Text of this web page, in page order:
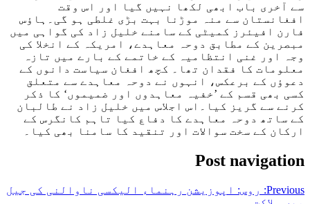
سے آخری باب ابھی لکھا نہیں گیا اور اس وقت
افغانستان سے منہ موڑنا بہت بڑی غلطی ہو گی۔ہاؤس
فارن افیئرز کمیٹی کے سامنے خلیل زاد کی گواہی میں
مبصرین کے مطابق دوحہ معاہدے، امریکہ کے انخلا کی
وجہ اور غنی انتظامیہ کے خاتمے کے بارے میں تازہ
معلومات کا فقدان تھا۔ کچھ افغان سیاست دانوں کے
دعوؤں کے برعکس، انہوں نے دوحہ معاہدے سے متعلق
کسی بھی قسم کے ’خفیہ معاہدوں اور ضمیموں‘ کا ذکر
کرنے سے گریز کیا۔اس اجلاس میں خلیل زاد نے طالبان
کے ساتھ دوحہ معاہدے کا دفاع کیا تاہم کانگرس کے
ارکان کے سخت سوالات اور تنقید کا سامنا بھی کیا۔
Post navigation
Previous:
روس: اپوزیشن رہنماء الیکسی ناوالنی کی جیل